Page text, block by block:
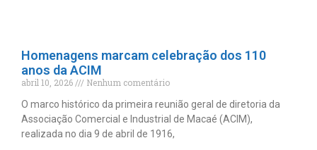
Homenagens marcam celebração dos 110
anos da ACIM
abril 10, 2026
Nenhum comentário
O marco histórico da primeira reunião geral de diretoria da
Associação Comercial e Industrial de Macaé (ACIM),
realizada no dia 9 de abril de 1916,